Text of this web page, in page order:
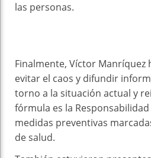
las personas.
Finalmente, Víctor Manríquez
evitar el caos y difundir
torno a la situación actual y
fórmula es la
medidas preventivas
de salud.